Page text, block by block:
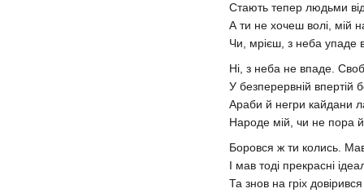
Стають тепер людьми
А ти не хочеш волі, мій
Чи, мрієш, з неба упаде
Ні, з неба не впаде.
У безперервній впертій
Араби й негри кайдани
Народе мій, чи не пора й
Боровся ж ти колись.
І мав тоді прекрасні
Та знов на гріх